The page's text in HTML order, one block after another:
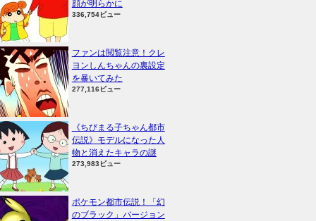
顔が明らかに
336,754ビュー
ファンは閲覧注意！クレ
ヨンしんちゃんの裏設定
を暴いてみた
277,116ビュー
《ちびまる子ちゃん都市
伝説》モデルになった人
物と消えたキャラの謎
273,983ビュー
ポケモン都市伝説！「幻
のブラック」バージョン